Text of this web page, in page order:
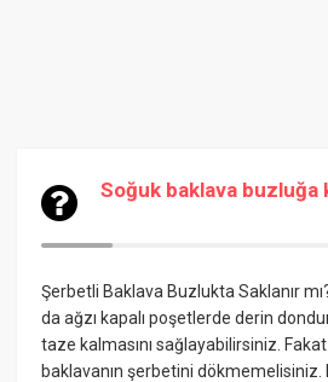
Soğuk baklava buzluğa
Şerbetli Baklava Buzlukta Saklanır
da ağzı kapalı poşetlerde derin
taze kalmasını sağlayabilirsiniz.
baklavanın şerbetini dökmemelisiniz.